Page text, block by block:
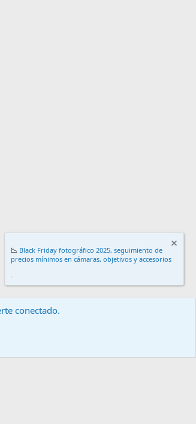
📉 Black Friday fotográfico 2025, seguimiento de
precios mínimos en cámaras, objetivos y accesorios
.
conectado.